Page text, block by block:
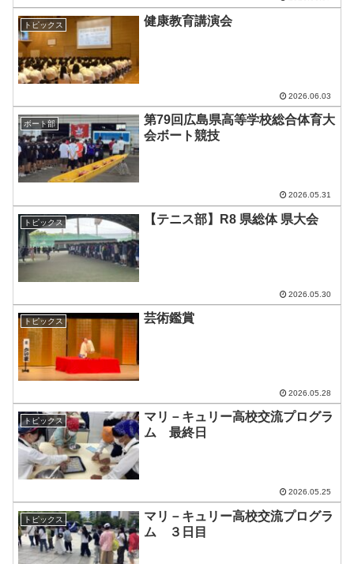
トピックス 健康教育講演会
2026.06.03
ボート部
第79回広島県高等学校総合体育大
会ボート競技
2026.05.31
トピックス 【テニス部】R8 県総体 県大会
2026.05.30
トピックス 芸術鑑賞
2026.05.28
トピックス
マリ－キュリー高校交流プログラ
ム 最終日
2026.05.25
トピックス
マリ－キュリー高校交流プログラ
ム ３日目